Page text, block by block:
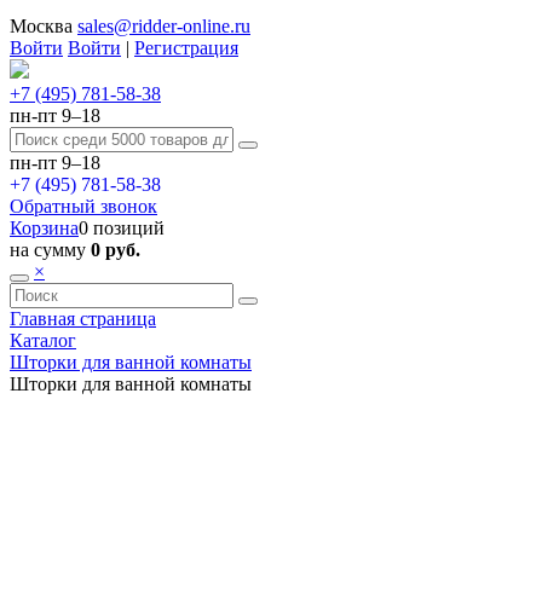
Москва sales@ridder-online.ru
Войти Войти | Регистрация
+7 (495) 781-58-38
пн-пт 9–18
пн-пт 9–18
+7 (495) 781-58-38
Обратный звонок
Корзина0 позиций
на сумму 0 руб.
×
Главная страница
Каталог
Шторки для ванной комнаты
Шторки для ванной комнаты